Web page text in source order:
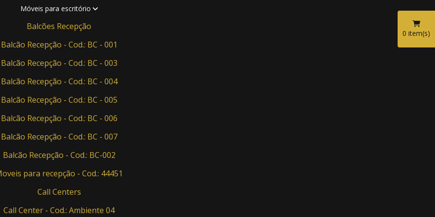
Móveis para escritório
Balcões Recepção
Balcão Recepção - Cod.: BC - 001
Balcão Recepção - Cod.: BC - 003
Balcão Recepção - Cod.: BC - 004
Balcão Recepção - Cod.: BC - 005
Balcão Recepção - Cod.: BC - 006
Balcão Recepção - Cod.: BC - 007
Balcão Recepção - Cod.: BC-002
para recepção - Cod.: 44451
Call Centers
Call Center - Cod.: Ambiente 04
0 item(s)